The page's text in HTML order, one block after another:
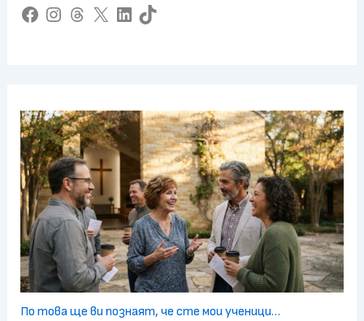
Facebook Instagram Threads X LinkedIn TikTok
По това ще ви познаят, че сте мои ученици…